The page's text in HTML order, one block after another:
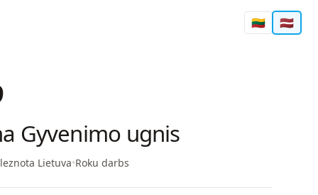
🇱🇹 🇱🇻
Gyvenimo ugnis
Lietuva•Roku darbs